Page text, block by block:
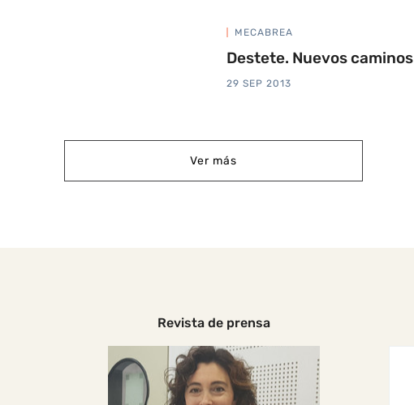
MECABREA
Destete. Nuevos caminos
29 SEP 2013
Ver más
Revista de prensa